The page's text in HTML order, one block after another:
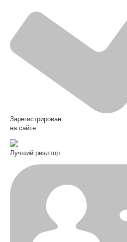
Зарегистрирован
на сайте
Лучший риэлтор